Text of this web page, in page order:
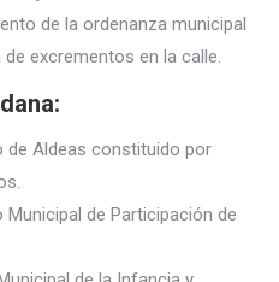
de la ordenanza municipal
excrementos en la calle.
de Aldeas constituido por
de Participación de